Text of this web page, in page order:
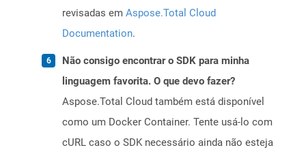
revisadas em Aspose.Total Cloud
Documentation.
Não consigo encontrar o SDK para minha
linguagem favorita. O que devo fazer?
Aspose.Total Cloud também está disponível
como um Docker Container. Tente usá-lo com
cURL caso o SDK necessário ainda não esteja